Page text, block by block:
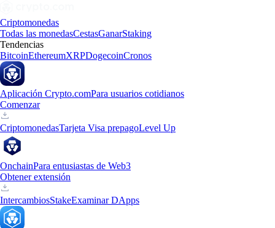
Criptomonedas
Todas las monedasCestasGanarStaking
Tendencias
BitcoinEthereumXRPDogecoinCronos
Aplicación Crypto.comPara usuarios cotidianos
Comenzar
CriptomonedasTarjeta Visa prepagoLevel Up
OnchainPara entusiastas de Web3
Obtener extensión
IntercambiosStakeExaminar DApps